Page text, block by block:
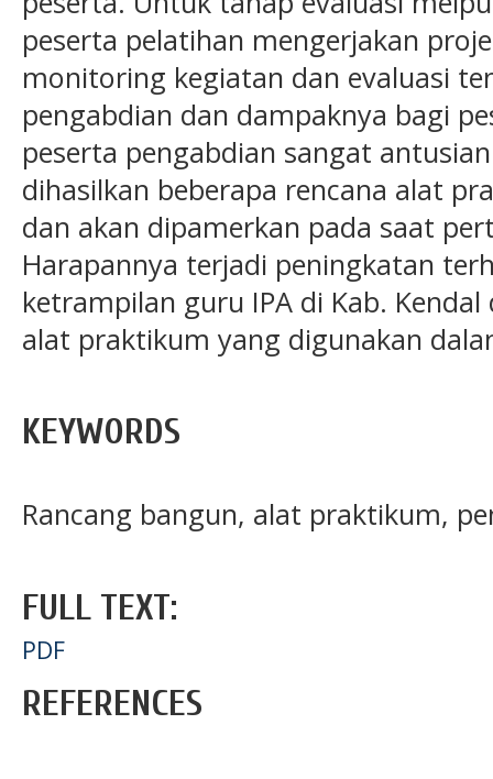
peserta pelatihan mengerjakan
monitoring kegiatan dan evaluasi
pengabdian dan dampaknya bagi
peserta pengabdian sangat
dihasilkan beberapa rencana alat
dan akan dipamerkan pada saat
Harapannya terjadi peningkatan
ketrampilan guru IPA di Kab.
alat praktikum yang digunakan
KEYWORDS
Rancang bangun, alat praktikum,
FULL TEXT:
PDF
REFERENCES